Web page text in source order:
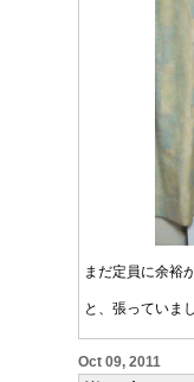
まだ定員に余裕
と、張っていま
Oct 09, 2011